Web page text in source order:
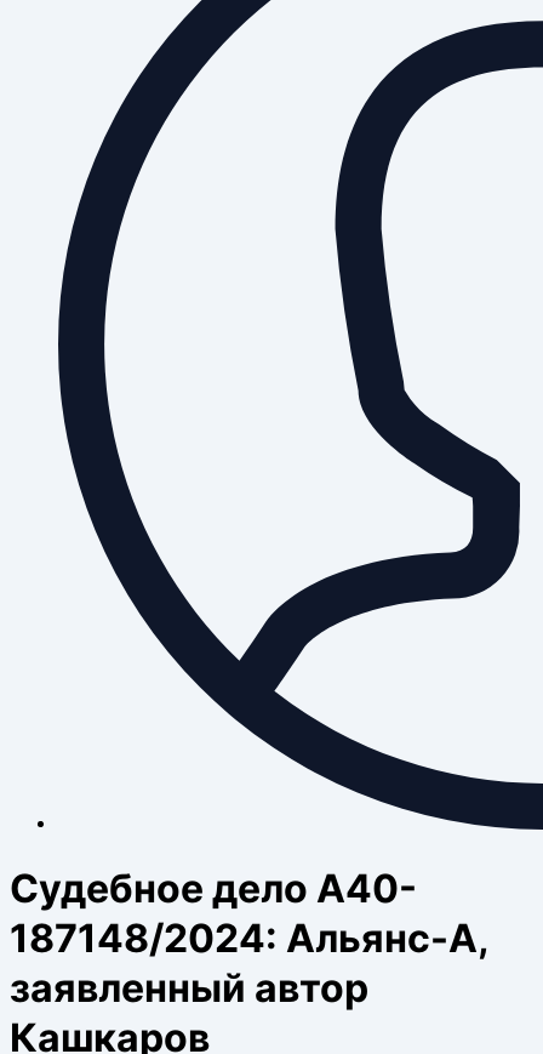
Судебное дело А40-
187148/2024: Альянс-А,
заявленный автор
Кашкаров